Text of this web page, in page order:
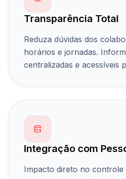
Transparência Total
Reduza dúvidas dos
horários e jornadas.
centralizadas e acessíveis
Integração com
Impacto direto no controle